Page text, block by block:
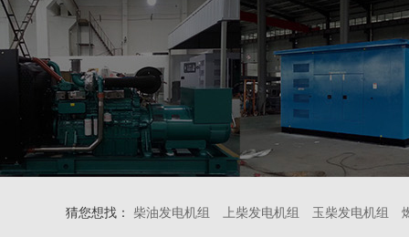
猜您想找： 柴油发电机组 上柴发电机组 玉柴发电机组